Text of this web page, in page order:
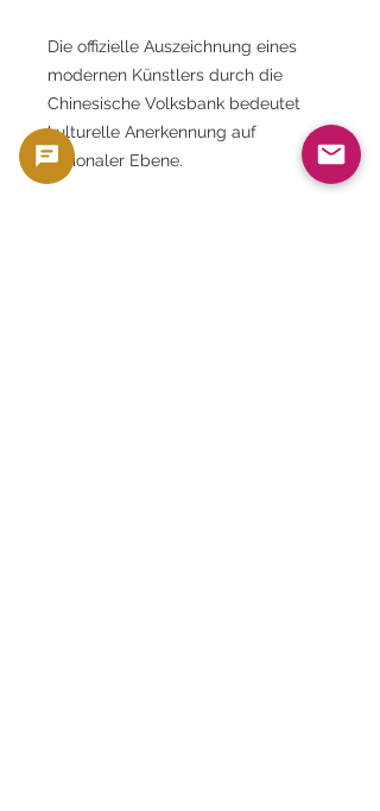
Die offizielle Auszeichnung eines
modernen Künstlers durch die
Chinesische Volksbank bedeutet
kulturelle Anerkennung auf
nationaler Ebene.